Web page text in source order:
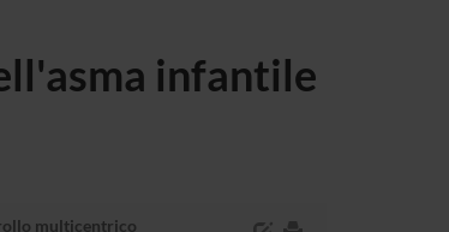
infantile
multicentrico